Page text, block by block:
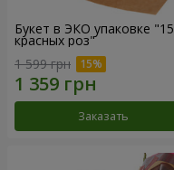
Букет в ЭКО упаковке "15
красных роз"
1 599 грн
Заказать